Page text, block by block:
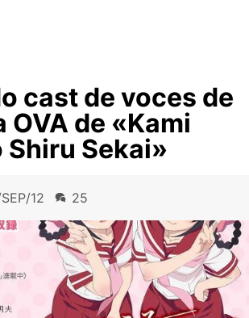
cast de voces de
OVA de «Kami
Shiru Sekai»
12 25